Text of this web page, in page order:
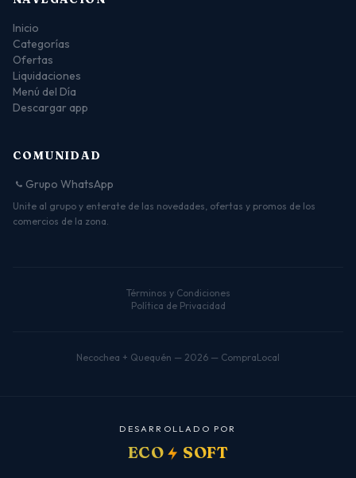
Inicio
Categorías
Ofertas
Liquidaciones
Menú del Día
Descargar app
COMUNIDAD
Grupo WhatsApp
Unite al grupo y enterate de las novedades, ofertas y promos de los
comercios de la zona.
Términos y Condiciones
Política de Privacidad
Necochea + Quequén — 2026 — CompraLocal
D ESA R R O L LA D O P O R
ECO SOFT